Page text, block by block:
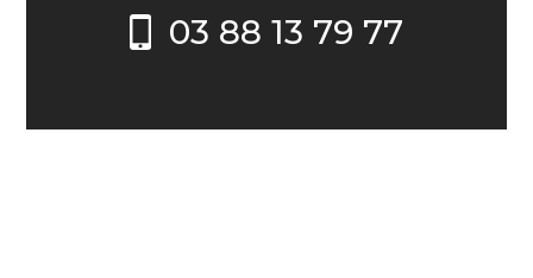
03 88 13 79 77